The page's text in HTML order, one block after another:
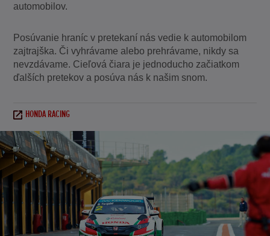
automobilov.
Posúvanie hraníc v pretekaní nás vedie k automobilom
zajtrajška. Či vyhrávame alebo prehrávame, nikdy sa
nevzdávame. Cieľová čiara je jednoducho začiatkom
ďalších pretekov a posúva nás k našim snom.
HONDA RACING